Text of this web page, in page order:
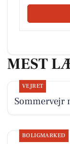
MEST
VEJRET
Sommervejr
BOLIGMARKED